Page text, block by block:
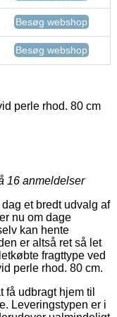
Besøg webshop
Besøg webshop
perle rhod. 80 cm
16 anmeldelser
et bredt udvalg af
nu om dage
kan hente
er altså ret så let
fragttype ved
perle rhod. 80 cm.
udbragt hjem til
Leveringstypen er i